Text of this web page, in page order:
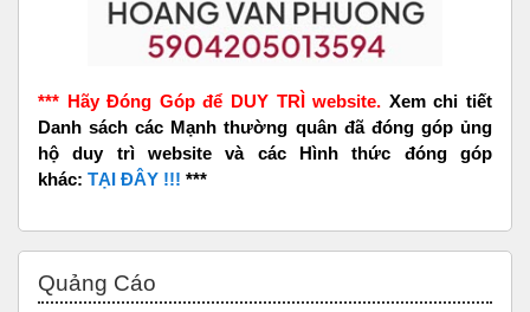
*** Hãy Đóng Góp để DUY TRÌ website. Xem chi tiết
Danh sách các Mạnh thường quân đã đóng góp ủng
hộ duy trì website và các Hình thức đóng góp
khác: TẠI ĐÂY !!! ***
Quảng Cáo